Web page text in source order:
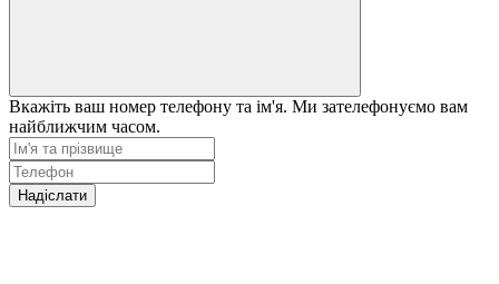
Вкажіть ваш номер телефону та ім'я. Ми зателефонуємо вам
найближчим часом.
Надіслати